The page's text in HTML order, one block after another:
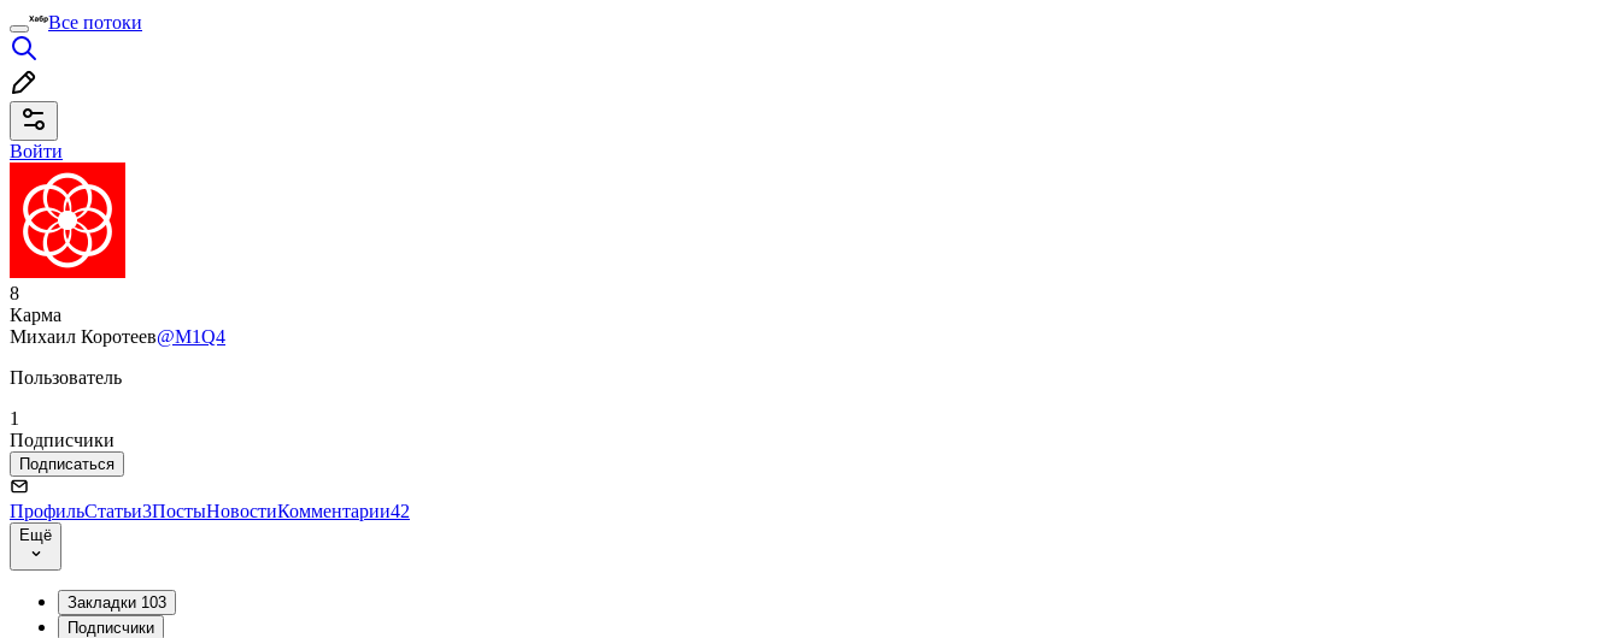
Все потоки
Войти
8
Карма
Михаил Коротеев@M1Q4
Пользователь
1
Подписчики
Подписаться
ПрофильСтатьи3ПостыНовостиКомментарии42
Ещё
Закладки 103
Подписчики